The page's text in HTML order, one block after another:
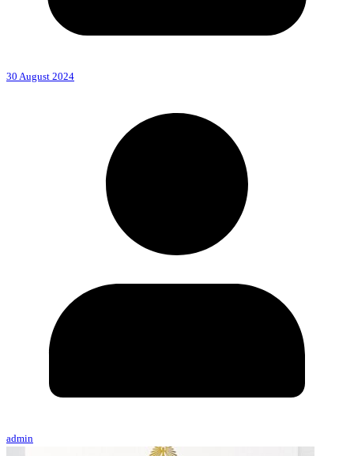
30 August 2024
admin